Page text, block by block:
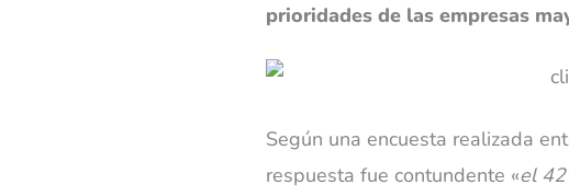
prioridades de las empresas
Según una encuesta realizada
respuesta fue contundente «el